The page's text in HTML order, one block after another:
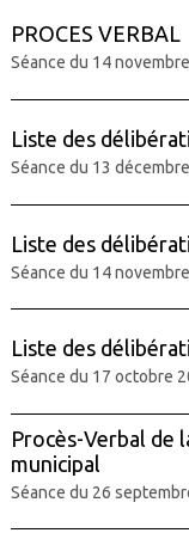
PROCES VERBAL
Séance du 14
Liste des
Séance du 13
Liste des
Séance du 14
Liste des
Séance du 17 octobre
Procès-Verbal de
municipal
Séance du 26